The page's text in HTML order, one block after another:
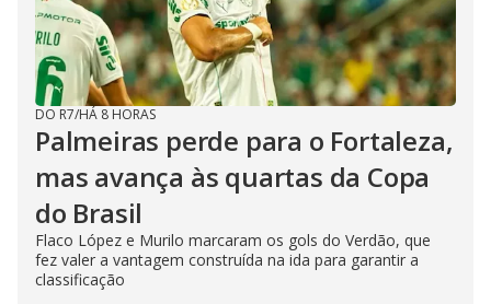
DO R7/HÁ 8 HORAS
Palmeiras perde para o Fortaleza,
mas avança às quartas da Copa
do Brasil
Flaco López e Murilo marcaram os gols do Verdão, que
fez valer a vantagem construída na ida para garantir a
classificação